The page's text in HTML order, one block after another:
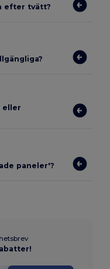
efter tvätt?
eller
paneler'?